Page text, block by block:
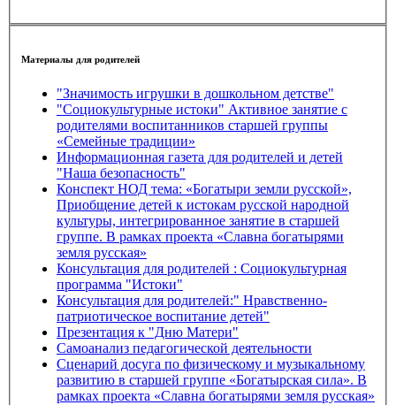
Материалы для родителей
"Значимость игрушки в дошкольном детстве"
"Социокультурные истоки" Активное занятие с
родителями воспитанников старшей группы
«Семейные традиции»
Информационная газета для родителей и детей
"Наша безопасность"
Конспект НОД тема: «Богатыри земли русской»,
Приобщение детей к истокам русской народной
культуры, интегрированное занятие в старшей
группе. В рамках проекта «Славна богатырями
земля русская»
Консультация для родителей : Социокультурная
программа "Истоки"
Консультация для родителей:" Нравственно-
патриотическое воспитание детей"
Презентация к "Дню Матери"
Самоанализ педагогической деятельности
Сценарий досуга по физическому и музыкальному
развитию в старшей группе «Богатырская сила». В
рамках проекта «Славна богатырями земля русская»